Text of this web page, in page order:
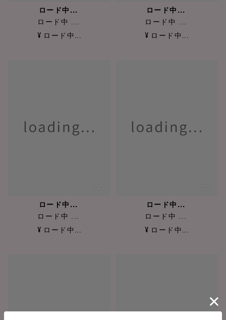
ロード中...
ロード中 ...
¥ ロード中...
ロード中...
ロード中 ...
¥ ロード中...
ロード中...
ロード中 ...
¥ ロード中...
ロード中...
ロード中 ...
¥ ロード中...